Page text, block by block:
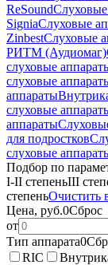
ReSoundСлуховые
SigniaСлуховые
ZinbestСлуховые
РИТМ (Аудиомаг)
слуховые
слуховые
аппараты
слуховые
аппараты
для подростков
слуховые
Подбор по
I-II степеньIII
степеньОчистить
Цена, руб.0Сброс
от
Тип аппарата0
RIC